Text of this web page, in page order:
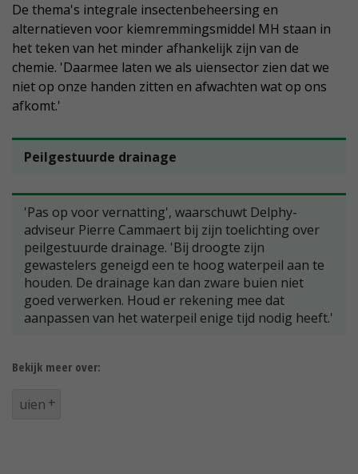
De thema's integrale insectenbeheersing en
alternatieven voor kiemremmingsmiddel MH staan in
het teken van het minder afhankelijk zijn van de
chemie. 'Daarmee laten we als uiensector zien dat we
niet op onze handen zitten en afwachten wat op ons
afkomt.'
Peilgestuurde drainage
'Pas op voor vernatting', waarschuwt Delphy-
adviseur Pierre Cammaert bij zijn toelichting over
peilgestuurde drainage. 'Bij droogte zijn
gewastelers geneigd een te hoog waterpeil aan te
houden. De drainage kan dan zware buien niet
goed verwerken. Houd er rekening mee dat
aanpassen van het waterpeil enige tijd nodig heeft.'
Bekijk meer over:
uien